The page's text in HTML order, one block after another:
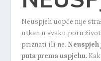
Neuspjeh uopće nije
utkan u svaku poru
priznati ili ne.
puta prema uspjehu.